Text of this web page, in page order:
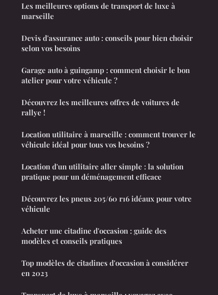
Les meilleures options de transport de luxe à
marseille
Devis d'assurance auto : conseils pour bien choisir
selon vos besoins
Garage auto à guingamp : comment choisir le bon
atelier pour votre véhicule ?
Découvrez les meilleures offres de voitures de
rallye !
Location utilitaire à marseille : comment trouver le
véhicule idéal pour tous vos besoins ?
Location d'un utilitaire aller simple : la solution
pratique pour un déménagement efficace
Découvrez les pneus 205/60 r16 idéaux pour votre
véhicule
Acheter une citadine d'occasion : guide des
modèles et conseils pratiques
Top modèles de citadines d'occasion à considérer
en 2023